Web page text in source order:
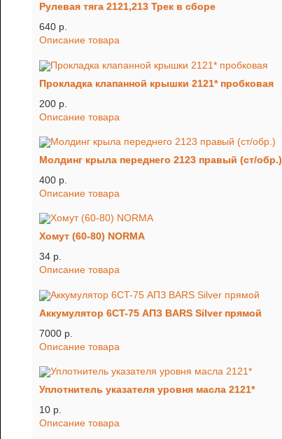
Рулевая тяга 2121,213 Трек в сборе
640 p.
Описание товара
Прокладка клапанной крышки 2121* пробковая
200 p.
Описание товара
Молдинг крыла переднего 2123 правый (ст/обр.)
400 p.
Описание товара
Хомут (60-80) NORMA
34 p.
Описание товара
Аккумулятор 6CT-75 АПЗ BARS Silver прямой
7000 p.
Описание товара
Уплотнитель указателя уровня масла 2121*
10 p.
Описание товара